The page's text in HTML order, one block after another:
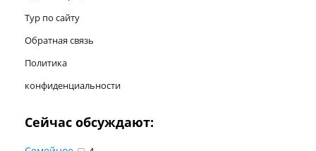
Тур по сайту
Обратная связь
Политика
конфиденциальности
Сейчас обсуждают: